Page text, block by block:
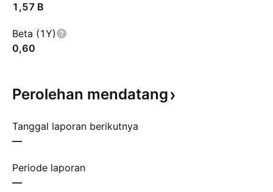
‪1,57 B‬
Beta (1Y)
0,60
Perolehan mendatang
Tanggal laporan berikutnya
—
Periode laporan
—